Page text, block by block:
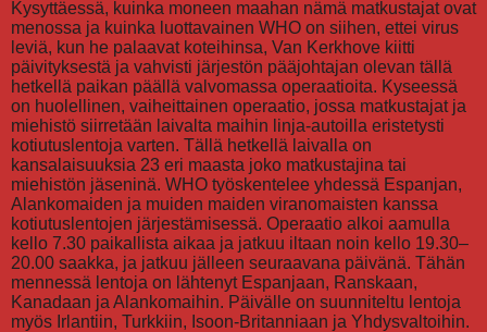
Kysyttäessä, kuinka moneen maahan nämä matkustajat ovat
menossa ja kuinka luottavainen WHO on siihen, ettei virus
leviä, kun he palaavat koteihinsa, Van Kerkhove kiitti
päivityksestä ja vahvisti järjestön pääjohtajan olevan tällä
hetkellä paikan päällä valvomassa operaatioita. Kyseessä
on huolellinen, vaiheittainen operaatio, jossa matkustajat ja
miehistö siirretään laivalta maihin linja-autoilla eristetysti
kotiutuslentoja varten. Tällä hetkellä laivalla on
kansalaisuuksia 23 eri maasta joko matkustajina tai
miehistön jäseninä. WHO työskentelee yhdessä Espanjan,
Alankomaiden ja muiden maiden viranomaisten kanssa
kotiutuslentojen järjestämisessä. Operaatio alkoi aamulla
kello 7.30 paikallista aikaa ja jatkuu iltaan noin kello 19.30–
20.00 saakka, ja jatkuu jälleen seuraavana päivänä. Tähän
mennessä lentoja on lähtenyt Espanjaan, Ranskaan,
Kanadaan ja Alankomaihin. Päivälle on suunniteltu lentoja
myös Irlantiin, Turkkiin, Isoon-Britanniaan ja Yhdysvaltoihin.